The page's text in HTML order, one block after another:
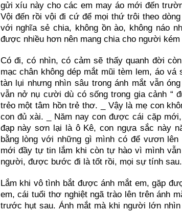
gửi xíu này cho các em may áo mới đến
Vội đến rồi vội đi cứ để mọi thứ trôi theo
với nghĩa sẻ chia, không ồn ào, không náo
được nhiều hơn nên mang chia cho người
Có đi, có nhìn, có cảm sẽ thấy quanh đời
mạc chân không dép mắt mũi tèm lem, áo
tàn lụi nhưng nhìn sâu trong ánh mắt vẫn
vẫn nở nụ cười dù có sống trong gia cảnh “
trẻo một tâm hồn trẻ thơ. _ Vậy là mẹ con
con đủ xài. _ Năm nay con được cái cặp
đạp này sơn lại là ô Kê, con ngựa sắc này
bằng lòng với những gì mình có để vươn
mới đầy tự tin lắm khi còn tự hào vì mình
người, được bước đi là tốt rồi, mọi sự tính sau.
Lắm khi vô tình bắt được ánh mắt em, gặp
em, cái tuổi thơ nghiệt ngã trào lên trên ánh
trước hụt sau. Ánh mắt mà khi người lớn